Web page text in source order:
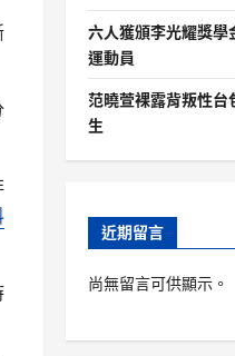
六人獲頒李光耀獎學
運動員
范曉萱裸露背叛性台
生
近期留言
尚無留言可供顯示。